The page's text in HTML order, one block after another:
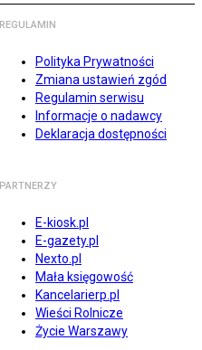
REGULAMIN
Polityka Prywatności
Zmiana ustawień zgód
Regulamin serwisu
Informacje o nadawcy
Deklaracja dostępności
PARTNERZY
E-kiosk.pl
E-gazety.pl
Nexto.pl
Mała księgowość
Kancelarierp.pl
Wieści Rolnicze
Życie Warszawy